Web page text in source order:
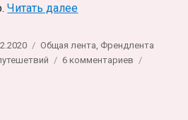
Читать далее«Вулкан Иджен. Как
Рубрики
Общая лента, Френдлента
6 комментариев